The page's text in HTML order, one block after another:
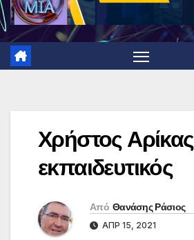
Χρήστος Αρίκας
εκπαιδευτικός
Από Θανάσης Ράσιος
ΑΠΡ 15, 2021